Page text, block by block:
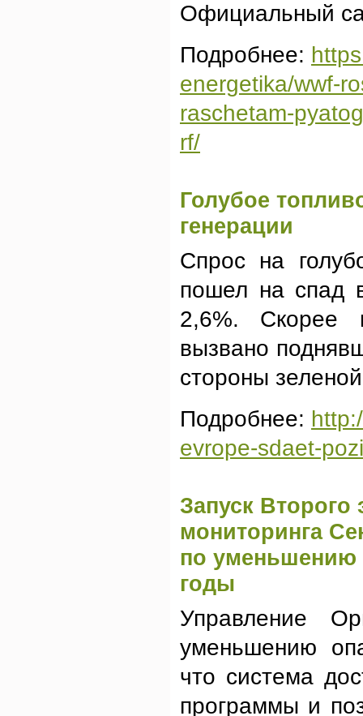
Официальный
Подробнее:
energetika/wwf-
raschetam-
rf/
Голубое
генерации
Спрос на
пошел на спад
2,6%. Скорее
вызвано
стороны
Подробнее:
evrope-sdaet-
Запуск
мониторинга
по уменьшению
годы
Управление
уменьшению
что система
программы и